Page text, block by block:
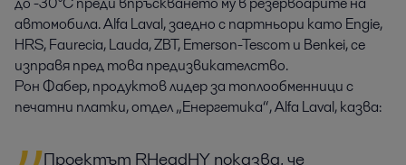
автомобила. Alfa Laval, заедно с партньори като Engie,
HRS, Faurecia, Lauda, ZBT, Emerson-Tescom и Benkei, се
изправя пред това предизвикателство.
Рон Фабер, продуктов лидер за топлообменници с
печатни платки, отдел „Енергетика“, Alfa Laval, казва:
Проектът RHeadHY показва, че